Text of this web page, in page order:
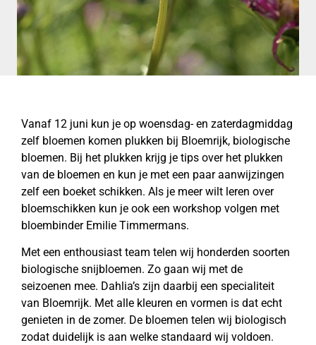
Vanaf 12 juni kun je op woensdag- en zaterdagmiddag
zelf bloemen komen plukken bij Bloemrijk, biologische
bloemen. Bij het plukken krijg je tips over het plukken
van de bloemen en kun je met een paar aanwijzingen
zelf een boeket schikken. Als je meer wilt leren over
bloemschikken kun je ook een workshop volgen met
bloembinder Emilie Timmermans.
Met een enthousiast team telen wij honderden soorten
biologische snijbloemen. Zo gaan wij met de
seizoenen mee. Dahlia’s zijn daarbij een specialiteit
van Bloemrijk. Met alle kleuren en vormen is dat echt
genieten in de zomer. De bloemen telen wij biologisch
zodat duidelijk is aan welke standaard wij voldoen.